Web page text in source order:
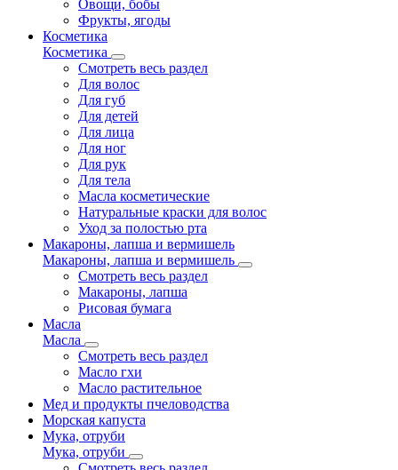
Овощи, бобы
Фрукты, ягоды
Косметика
Косметика
Смотреть весь раздел
Для волос
Для губ
Для детей
Для лица
Для ног
Для рук
Для тела
Масла косметические
Натуральные краски для волос
Уход за полостью рта
Макароны, лапша и вермишель
Макароны, лапша и вермишель
Смотреть весь раздел
Макароны, лапша
Рисовая бумага
Масла
Масла
Смотреть весь раздел
Масло гхи
Масло растительное
Мед и продукты пчеловодства
Морская капуста
Мука, отруби
Мука, отруби